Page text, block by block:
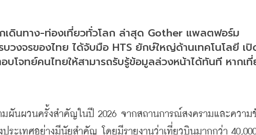
ดินทาง-ท่องเที่ยวทั่วโลก ล่าสุด Gother แพลตฟอร์ม
วงจรของไทย ได้จับมือ HTS ยักษ์ใหญ่ด้านเทคโนโลยี เปิ
โจทย์คนไทยให้สามารถรับรู้ข้อมูลล่วงหน้าได้ทันที หากเ
นผวนครั้งสำคัญในปี 2026 จากสถานการณ์สงครามและความ
ระเทศอย่างมีนัยสำคัญ โดยมีรายงานว่าเที่ยวบินมากกว่า